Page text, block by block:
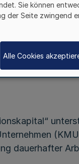
NRW/
dauerhafter
Sie können
der Seite zwingend
Alle Cookies